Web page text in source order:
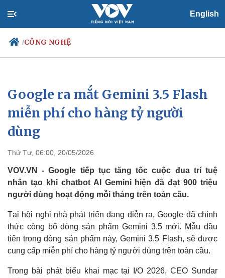
English
/CÔNG NGHỆ
Chính trị
Đảng
Tổ chức nhân sự
Quốc hội
Nhận diện sự thật
Xã hội
Tin 24h
Dự báo thời tiết
Google ra mắt Gemini 3.5 Flash
miễn phí cho hàng tỷ người
dùng
Thứ Tư, 06:00, 20/05/2026
VOV.VN - Google tiếp tục tăng tốc cuộc đua trí tuệ
nhân tạo khi chatbot AI Gemini hiện đã đạt 900 triệu
người dùng hoạt động mỗi tháng trên toàn cầu.
Tại hội nghị nhà phát triển đang diễn ra, Google đã chính
thức công bố dòng sản phẩm Gemini 3.5 mới. Mẫu đầu
tiên trong dòng sản phẩm này, Gemini 3.5 Flash, sẽ được
cung cấp miễn phí cho hàng tỷ người dùng trên toàn cầu.
Trong bài phát biểu khai mạc tại I/O 2026, CEO Sundar